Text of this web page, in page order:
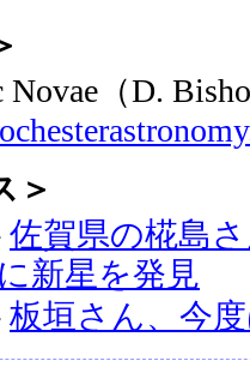
Novae（D.
＞
佐賀県の椛島
新星を発見
板垣さん、今